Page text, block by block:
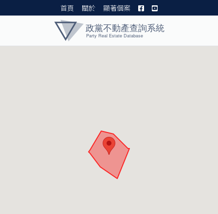
首頁 關於 顯著個案